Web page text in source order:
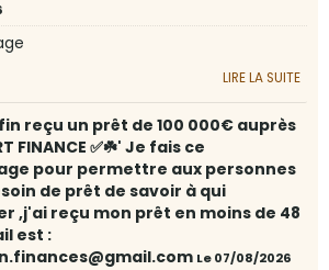
LIRE LA SUITE
reçu un prêt de 100 000€ auprès
FINANCE ✅☘️' Je fais ce
pour permettre aux personnes
de prêt de savoir à qui
,j'ai reçu mon prêt en moins de 48
est :
Le 07/08/2026